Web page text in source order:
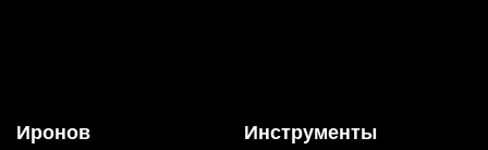
Иронов Инструменты